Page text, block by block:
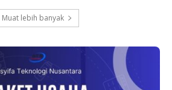
Muat lebih banyak